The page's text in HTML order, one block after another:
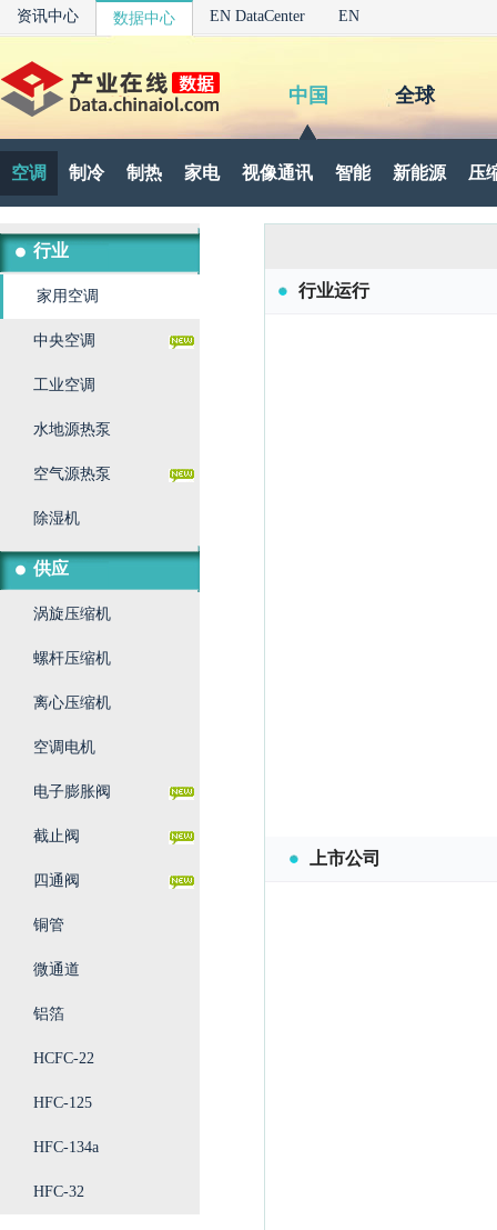
资讯中心 数据中心 EN DataCenter EN
中国 全球
空调 制冷 制热 家电 视像通讯 智能 新能源 压
行业
家用空调
中央空调
工业空调
水地源热泵
空气源热泵
除湿机
供应
涡旋压缩机
螺杆压缩机
离心压缩机
空调电机
电子膨胀阀
截止阀
四通阀
铜管
微通道
铝箔
HCFC-22
HFC-125
HFC-134a
HFC-32
行业运行
上市公司